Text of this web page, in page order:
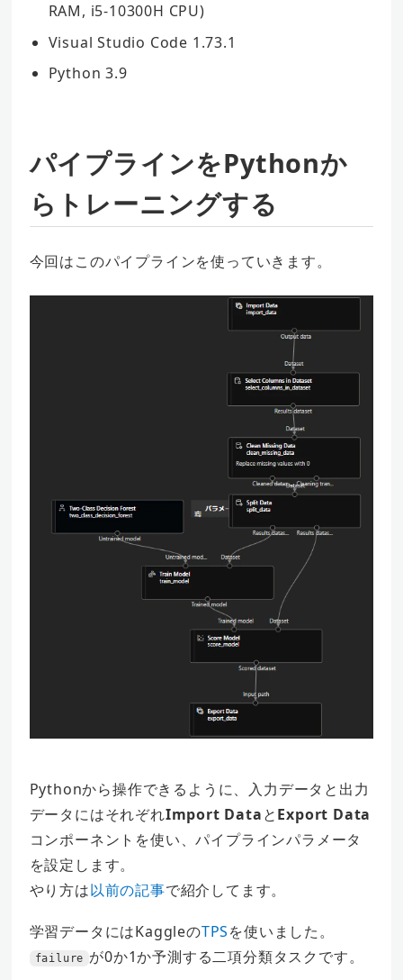
RAM, i5-10300H CPU)
Visual Studio Code 1.73.1
Python 3.9
パイプラインをPythonか
らトレーニングする
今回はこのパイプラインを使っていきます。
Pythonから操作できるように、入力データと出力
データにはそれぞれImport DataとExport Data
コンポーネントを使い、パイプラインパラメータ
を設定します。
やり方は以前の記事で紹介してます。
学習データにはKaggleのTPSを使いました。
failure が0か1か予測する二項分類タスクです。